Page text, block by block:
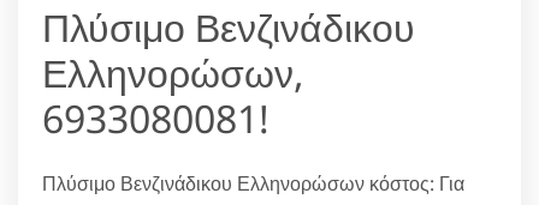
Πλύσιμο Βενζινάδικου
Ελληνορώσων,
6933080081!
Πλύσιμο Βενζινάδικου Ελληνορώσων κόστος: Για